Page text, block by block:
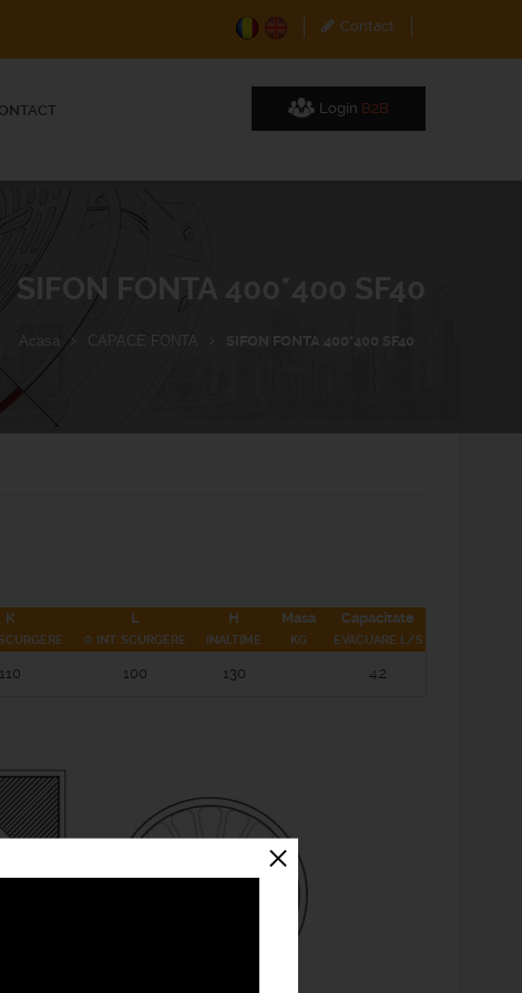
Contact
Login B2B
SIFON FONTA 400*400 SF40
Acasa CAPACE FONTA SIFON FONTA 400*400 SF40
K L
Φ INT. SCURGERE
H
INALTIME
Masa
KG
Capacitate
EVACUARE L/S
110 100 130 4.2